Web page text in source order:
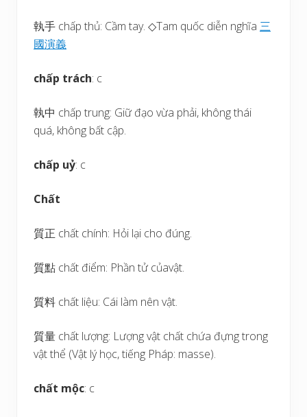
執手 chấp thủ: Cầm tay. ◇Tam quốc diễn nghĩa 三
國演義
chấp trách: c
執中 chấp trung: Giữ đạo vừa phải, không thái
quá, không bất cập.
chấp uỷ: c
Chất
質正 chất chính: Hỏi lại cho đúng.
質點 chất điểm: Phần tử củavật.
質料 chất liệu: Cái làm nên vật.
質量 chất lượng: Lượng vật chất chứa đựng trong
vật thể (Vật lý học, tiếng Pháp: masse).
chất mộc: c